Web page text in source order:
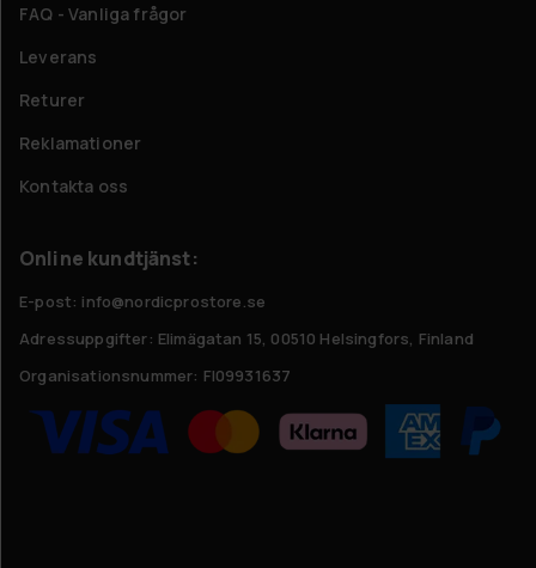
FAQ - Vanliga frågor
Leverans
Returer
Reklamationer
Kontakta oss
Online kundtjänst:
E-post: info@nordicprostore.se
Adressuppgifter: Elimägatan 15, 00510 Helsingfors, Finland
Organisationsnummer: FI09931637